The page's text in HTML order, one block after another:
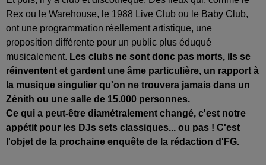
Rex ou le Warehouse, le 1988 Live Club ou le Baby Club,
ont une programmation réellement artistique, une
proposition différente pour un public plus éduqué
musicalement. Les clubs ne sont donc pas morts, ils se
réinventent et gardent une âme particulière, un rapport à
la musique singulier qu'on ne trouvera jamais dans un
Zénith ou une salle de 15.000 personnes.
Ce qui a peut-être diamétralement changé, c'est notre
appétit pour les DJs sets classiques... ou pas ! C'est
l'objet de la prochaine enquête de la rédaction d'FG.